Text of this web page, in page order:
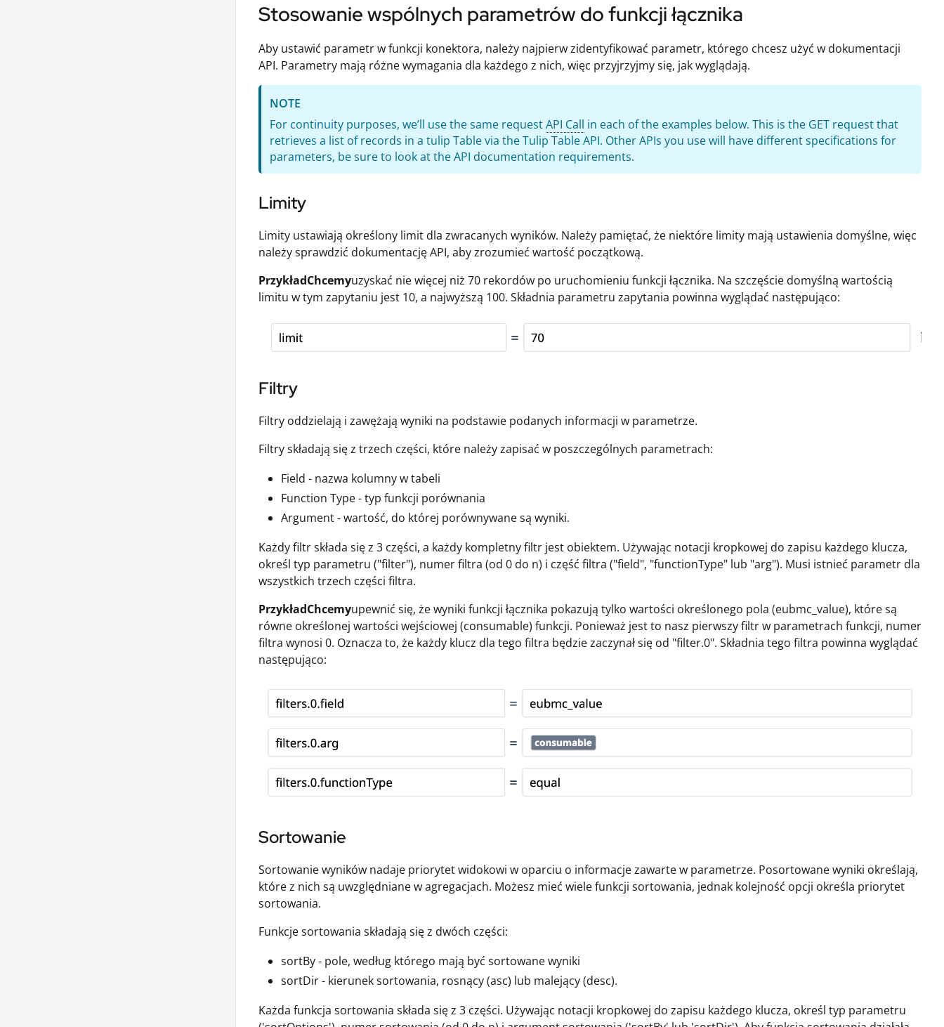
Stosowanie wspólnych parametrów do funkcji łącznika
Aby ustawić parametr w funkcji konektora, należy najpierw zidentyfikować parametr, którego chcesz użyć w dokumentacji
API. Parametry mają różne wymagania dla każdego z nich, więc przyjrzyjmy się, jak wyglądają.
NOTE
For continuity purposes, we’ll use the same requestAPI Call in each of the examples below. This is the GET request that
retrieves a list of records in a tulip Table via the Tulip Table API. Other APIs you use will have different specifications for
parameters, be sure to look at the API documentation requirements.
Limity
Limity ustawiają określony limit dla zwracanych wyników. Należy pamiętać, że niektóre limity mają ustawienia domyślne, więc
należy sprawdzić dokumentację API, aby zrozumieć wartość początkową.
PrzykładChcemyuzyskać nie więcej niż 70 rekordów po uruchomieniu funkcji łącznika. Na szczęście domyślną wartością
limitu w tym zapytaniu jest 10, a najwyższą 100. Składnia parametru zapytania powinna wyglądać następująco:
Filtry
Filtry oddzielają i zawężają wyniki na podstawie podanych informacji w parametrze.
Filtry składają się z trzech części, które należy zapisać w poszczególnych parametrach:
Field - nazwa kolumny w tabeli
Function Type - typ funkcji porównania
Argument - wartość, do której porównywane są wyniki.
Każdy filtr składa się z 3 części, a każdy kompletny filtr jest obiektem. Używając notacji kropkowej do zapisu każdego klucza,
określ typ parametru ("filter"), numer filtra (od 0 do n) i część filtra ("field", "functionType" lub "arg"). Musi istnieć parametr dla
wszystkich trzech części filtra.
PrzykładChcemyupewnić się, że wyniki funkcji łącznika pokazują tylko wartości określonego pola (eubmc_value), które są
równe określonej wartości wejściowej (consumable) funkcji. Ponieważ jest to nasz pierwszy filtr w parametrach funkcji, numer
filtra wynosi 0. Oznacza to, że każdy klucz dla tego filtra będzie zaczynał się od "filter.0". Składnia tego filtra powinna wyglądać
następująco:
Sortowanie
Sortowanie wyników nadaje priorytet widokowi w oparciu o informacje zawarte w parametrze. Posortowane wyniki określają,
które z nich są uwzględniane w agregacjach. Możesz mieć wiele funkcji sortowania, jednak kolejność opcji określa priorytet
sortowania.
Funkcje sortowania składają się z dwóch części:
sortBy - pole, według którego mają być sortowane wyniki
sortDir - kierunek sortowania, rosnący (asc) lub malejący (desc).
Każda funkcja sortowania składa się z 3 części. Używając notacji kropkowej do zapisu każdego klucza, określ typ parametru